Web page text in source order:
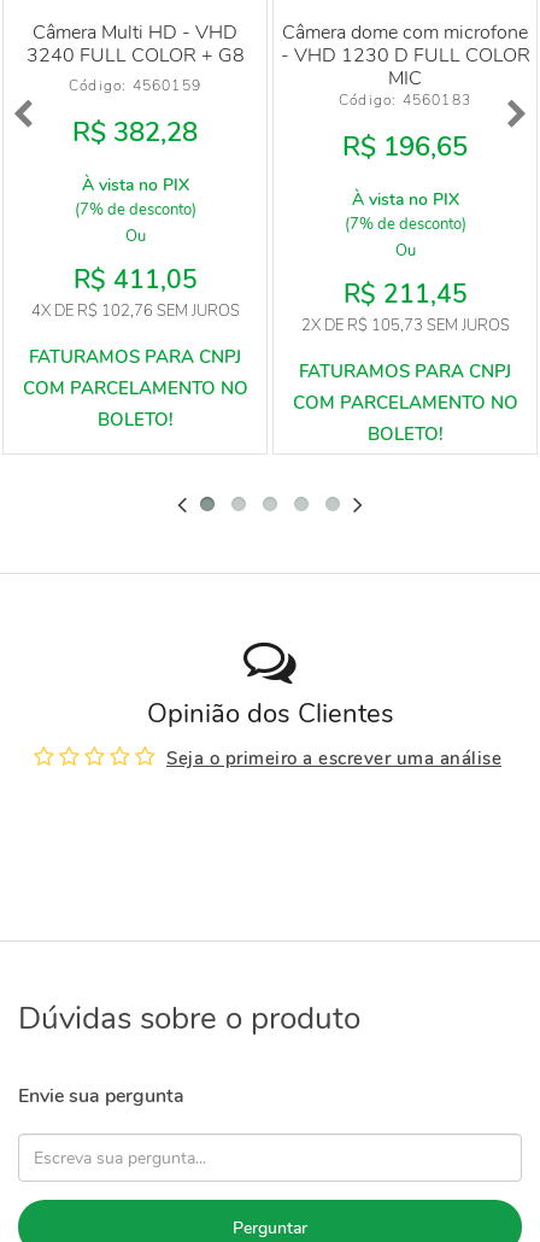
Câmera Multi HD - VHD
3240 FULL COLOR + G8
Código: 4560159
R$ 382,28
À vista no PIX
(7% de desconto)
Ou
R$ 411,05
4XDE R$ 102,76 SEM JUROS
Câmera dome com microfone
- VHD 1230 D FULL COLOR
MIC
Código: 4560183
R$ 196,65
À vista no PIX
(7% de desconto)
Ou
R$ 211,45
2XDE R$ 105,73 SEM JUROS
Opinião dos Clientes
Seja o primeiro a escrever uma análise
Dúvidas sobre o produto
Envie sua pergunta
Perguntar